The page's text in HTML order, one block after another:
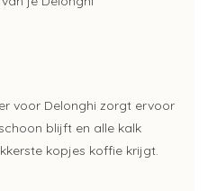
voor Delonghi zorgt ervoor
blijft en alle kalk
kopjes koffie krijgt.